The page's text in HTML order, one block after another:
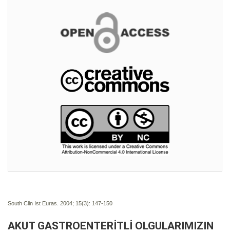
South Clin Ist Euras. 2004; 15(3): 147-150
AKUT GASTROENTERİTLİ OLGULARIMIZIN